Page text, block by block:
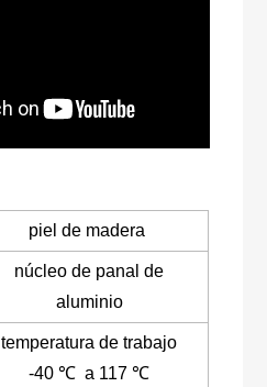
piel de madera
núcleo de panal de
aluminio
temperatura de trabajo
-40 ℃ a 117 ℃